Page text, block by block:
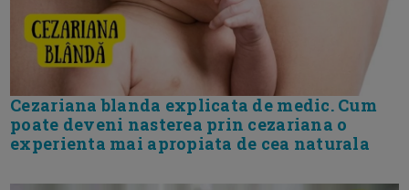
Cezariana blanda explicata de medic. Cum
poate deveni nasterea prin cezariana o
experienta mai apropiata de cea naturala